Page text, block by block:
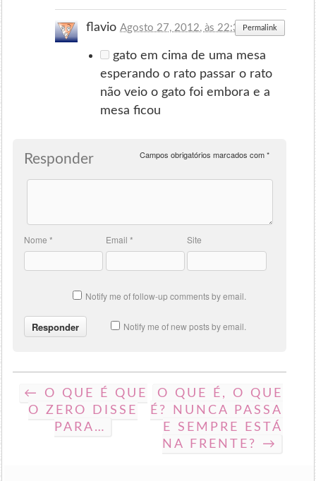
flavioAgosto 27, 2012, às 22:35Permalink
gato em cima de uma mesa
esperando o rato passar o rato
não veio o gato foi embora e a
mesa ficou
Responder Campos obrigatórios marcados com*
Nome* Email * Site
Notify me of follow-up comments by email.
Notify me of new posts by email.
← O QUE É QUE
O ZERO DISSE
PARA…
O QUE É, O QUE
É? NUNCA PASSA
E SEMPRE ESTÁ
NA FRENTE? →